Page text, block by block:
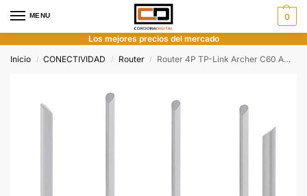
MENU 0
Los mejores precios del mercado
Inicio
/ CONECTIVIDAD / Router / Router 4P TP-Link Archer C60 AC1350 Dual Band 867MBPS